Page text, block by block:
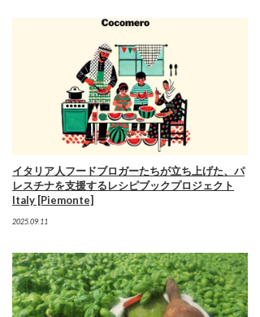
イタリア人フードブロガーたちが立ち上げた、パ
レスチナを支援するレシピブックプロジェクト
Italy [Piemonte]
2025.09.11